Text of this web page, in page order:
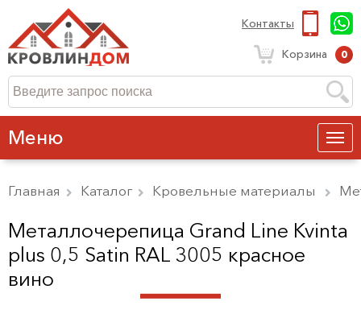
Контакты
Корзина 0
Меню
Главная Каталог Кровельные материалы
Металлочерепица Grand Line Kvinta
plus 0,5 Satin RAL 3005 красное
вино